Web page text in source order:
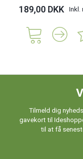
189,00 DKK Inkl.
Tilmeld dig
gavekort til
til at få